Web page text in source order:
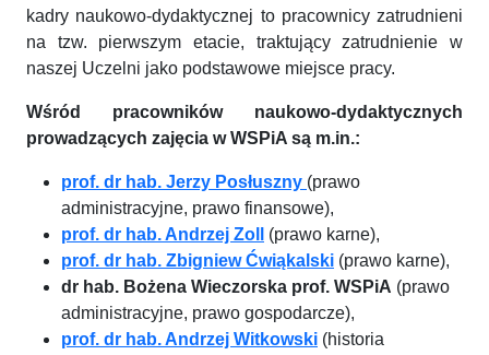
kadry naukowo-dydaktycznej to pracownicy zatrudnieni
na tzw. pierwszym etacie, traktujący zatrudnienie w
naszej Uczelni jako podstawowe miejsce pracy.
Wśród pracowników naukowo-dydaktycznych
prowadzących zajęcia w WSPiA są m.in.:
prof. dr hab. Jerzy Posłuszny (prawo
administracyjne, prawo finansowe),
prof. dr hab. Andrzej Zoll
(prawo karne),
prof. dr hab. Zbigniew Ćwiąkalski (prawo karne),
dr hab. Bożena Wieczorska prof. WSPiA (prawo
administracyjne, prawo gospodarcze),
prof. dr hab. Andrzej Witkowski (historia